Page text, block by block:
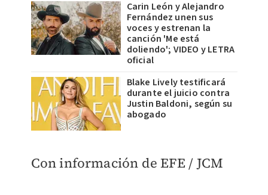
Carin León y Alejandro
Fernández unen sus
voces y estrenan la
canción 'Me está
doliendo'; VIDEO y LETRA
oficial
Blake Lively testificará
durante el juicio contra
Justin Baldoni, según su
abogado
Con información de EFE / JCM